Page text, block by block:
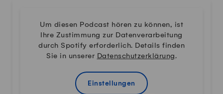
Um diesen Podcast hören zu können, ist
Ihre Zustimmung zur Datenverarbeitung
durch Spotify erforderlich. Details finden
Sie in unserer Datenschutzerklärung.
Einstellungen